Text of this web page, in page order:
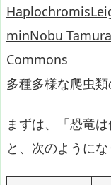
minNobu Tamura
Commons
多種多様な爬虫
まずは、「恐竜
と、次のようにな